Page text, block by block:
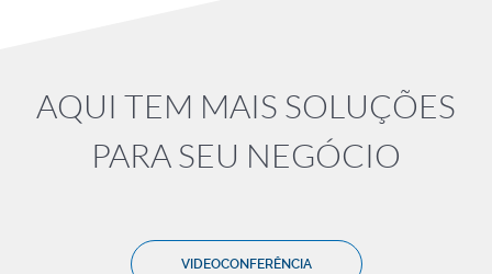
AQUI TEM MAIS SOLUÇÕES
PARA SEU NEGÓCIO
VIDEOCONFERÊNCIA